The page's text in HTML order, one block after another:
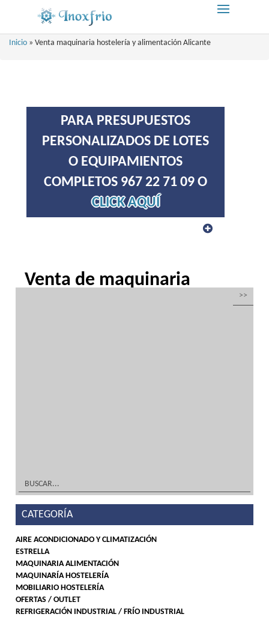
Inicio » Venta maquinaria hostelería y alimentación Alicante
PARA PRESUPUESTOS
PERSONALIZADOS DE LOTES
O EQUIPAMIENTOS
COMPLETOS 967 22 71 09 O
CLICK AQUÍ
Venta de maquinaria
CATEGORÍA
AIRE ACONDICIONADO Y CLIMATIZACIÓN
ESTRELLA
MAQUINARIA ALIMENTACIÓN
MAQUINARÍA HOSTELERÍA
MOBILIARIO HOSTELERÍA
OFERTAS / OUTLET
REFRIGERACIÓN INDUSTRIAL / FRÍO INDUSTRIAL